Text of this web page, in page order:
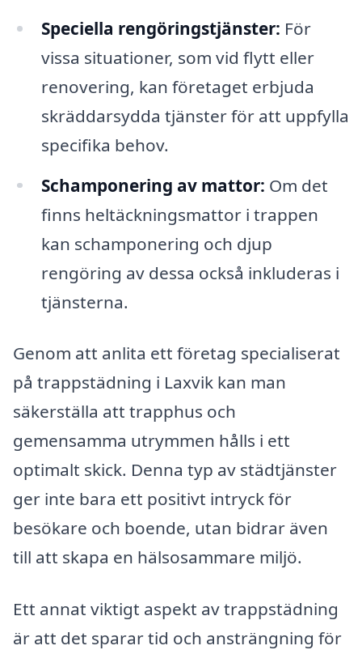
Speciella rengöringstjänster: För
vissa situationer, som vid flytt eller
renovering, kan företaget erbjuda
skräddarsydda tjänster för att uppfylla
specifika behov.
Schamponering av mattor: Om det
finns heltäckningsmattor i trappen
kan schamponering och djup
rengöring av dessa också inkluderas i
tjänsterna.
Genom att anlita ett företag specialiserat
på trappstädning i Laxvik kan man
säkerställa att trapphus och
gemensamma utrymmen hålls i ett
optimalt skick. Denna typ av städtjänster
ger inte bara ett positivt intryck för
besökare och boende, utan bidrar även
till att skapa en hälsosammare miljö.
Ett annat viktigt aspekt av trappstädning
är att det sparar tid och ansträngning för